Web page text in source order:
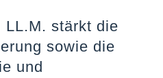
LL.M. stärkt die
sowie die
und